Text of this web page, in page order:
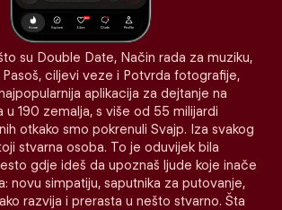
su Double Date, Način rada za muziku,
ciljevi veze i Potvrda fotografije,
aplikacija za dejtanje na
u 190 zemalja, s više od 55 milijardi
otkako smo pokrenuli Svajp. Iza svakog
stvarna osoba. To je oduvijek bila
gdje ideš da upoznaš ljude koje inače
novu simpatiju, saputnika za putovanje,
razvija i prerasta u nešto stvarno. Šta